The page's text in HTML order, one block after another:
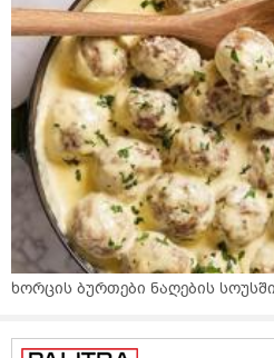
ხორცის ბურთები ნაღების